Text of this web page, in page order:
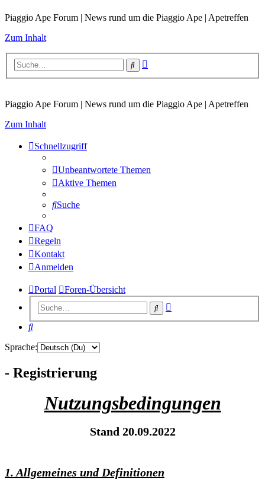
Piaggio Ape Forum | News rund um die Piaggio Ape | Apetreffen
Zum Inhalt
Suche
Piaggio Ape Forum | News rund um die Piaggio Ape | Apetreffen
Zum Inhalt
Schnellzugriff
Unbeantwortete Themen
Aktive Themen
Suche
FAQ
Regeln
Kontakt
Anmelden
Portal Foren-Übersicht
Suche
Suche
Sprache:
- Registrierung
Nutzungsbedingungen
Stand 20.09.2022
1. Allgemeines und Definitionen